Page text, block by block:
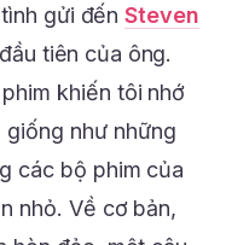
gửi đếnSteven
tiên của ông.
khiến tôi nhớ
như những
các bộ phim của
nhỏ. Về cơ bản,